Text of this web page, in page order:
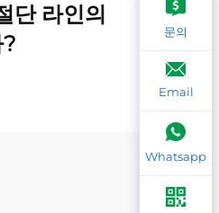
단 라인의
문의
Email
Whatsapp